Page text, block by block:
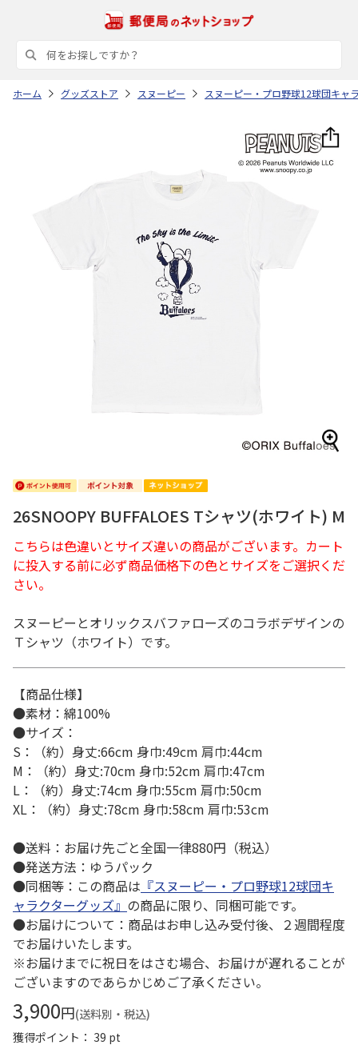
ホーム グッズストア スヌーピー スヌーピー・プロ野球12球団キャ
26SNOOPY BUFFALOES Tシャツ(ホワイト) M
こちらは色違いとサイズ違いの商品がございます。カート
に投入する前に必ず商品価格下の色とサイズをご選択くだ
さい。
スヌーピーとオリックスバファローズのコラボデザインの
Ｔシャツ（ホワイト）です。
【商品仕様】
●素材：綿100%
●サイズ：
S：（約）身丈:66cm 身巾:49cm 肩巾:44cm
M：（約）身丈:70cm 身巾:52cm 肩巾:47cm
L：（約）身丈:74cm 身巾:55cm 肩巾:50cm
XL：（約）身丈:78cm 身巾:58cm 肩巾:53cm
●送料：お届け先ごと全国一律880円（税込）
●発送方法：ゆうパック
●同梱等：この商品は 『スヌーピー・プロ野球12球団キ
ャラクターグッズ』 の商品に限り、同梱可能です。
●お届けについて：商品はお申し込み受付後、２週間程度
でお届けいたします。
※お届けまでに祝日をはさむ場合、お届けが遅れることが
ございますのであらかじめご了承ください。
3,900円(送料別・税込)
獲得ポイント： 39 pt